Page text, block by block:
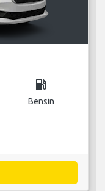
local_gas_station
Bensin